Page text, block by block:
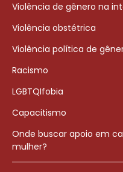
Violência de gênero na
Violência obstétrica
Violência política de
Racismo
LGBTQIfobia
Capacitismo
Onde buscar apoio em
mulher?